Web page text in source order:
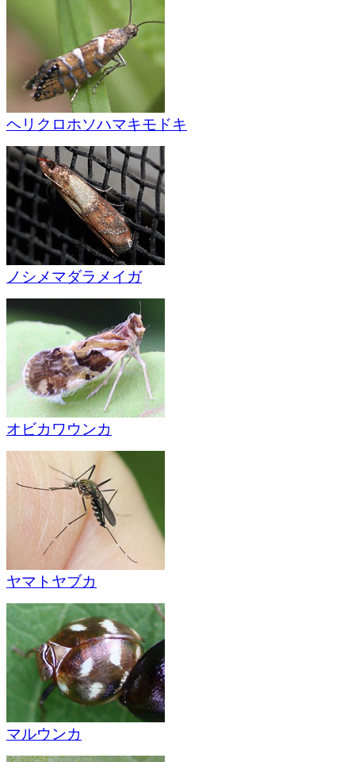
ヘリクロホソハマキモドキ
ノシメマダラメイガ
オビカワウンカ
ヤマトヤブカ
マルウンカ